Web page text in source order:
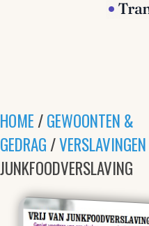
HOME/GEWOONTEN &
GEDRAG/VERSLAVINGEN
JUNKFOODVERSLAVING